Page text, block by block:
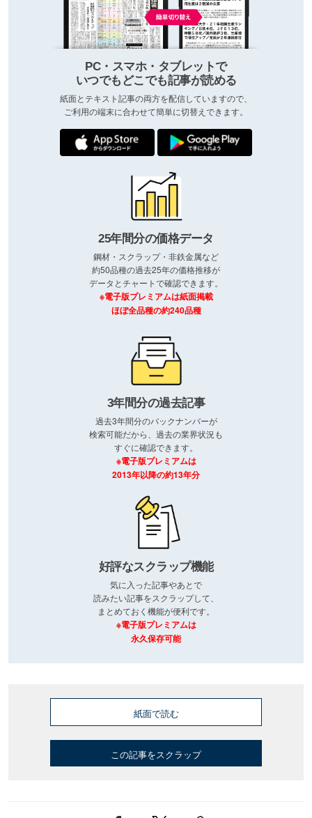
PC・スマホ・タブレットで
いつでもどこでも記事が読める
紙面とテキスト記事の両方を配信していますので、
ご利用の端末に合わせて簡単に切替えできます。
25年間分の価格データ
鋼材・スクラップ・非鉄金属など
約50品種の過去25年の価格推移が
データとチャートで確認できます。
※電子版プレミアムは紙面掲載
ほぼ全品種の約240品種
3年間分の過去記事
過去3年間分のバックナンバーが
検索可能だから、過去の業界状況も
すぐに確認できます。
※電子版プレミアムは
2013年以降の約13年分
好評なスクラップ機能
気に入った記事やあとで
読みたい記事をスクラップして、
まとめておく機能が便利です。
※電子版プレミアムは
永久保存可能
紙面で読む
この記事をスクラップ